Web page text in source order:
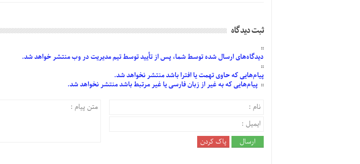
ثبت دیدگاه
دیدگاه‌هایارسالشدهتوسط شما، پس از تأییدتوسط تیم مدیریت در وب منتشر خواهد شد.
پیام‌هاییکه حاوی تهمت یا افترا باشد منتشر نخواهد شد.
پیام‌هاییکه به غیر از زبان فارسی یا غیر مرتبط باشد منتشر نخواهد شد.